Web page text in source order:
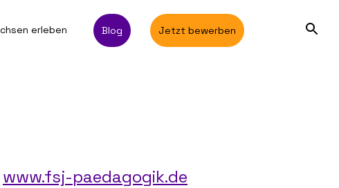
erleben Blog Jetzt bewerben
www.fsj-paedagogik.de